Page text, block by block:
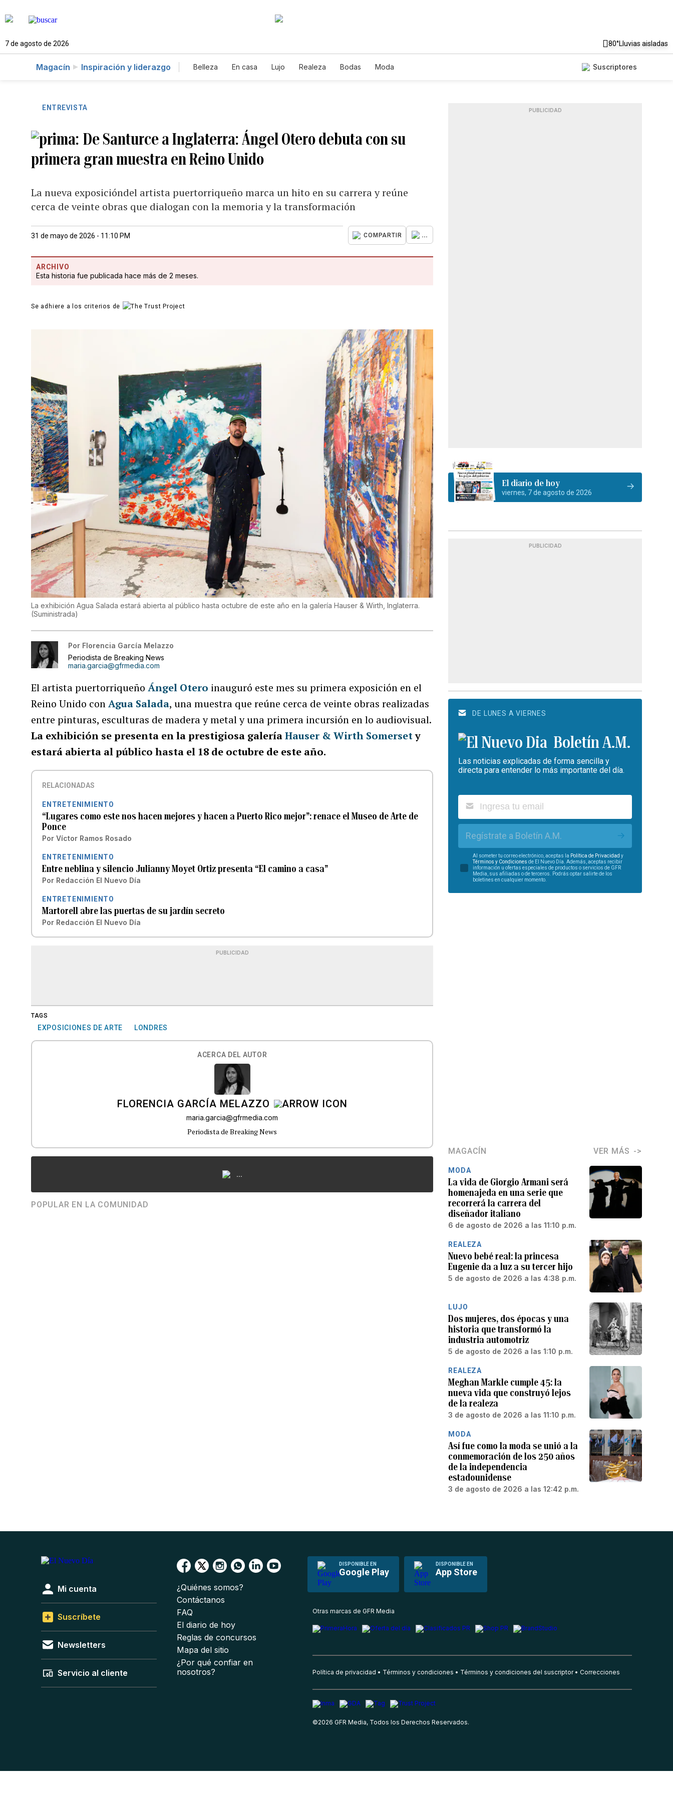
7 de agosto de 2026 80°Lluvias aisladas
Magacín Inspiración y liderazgo Belleza En casa Lujo Realeza Bodas Moda Suscriptores
ENTREVISTA
De Santurce a Inglaterra: Ángel Otero debuta con su
primera gran muestra en Reino Unido
La nueva exposicióndel artista puertorriqueño marca un hito en su carrera y reúne
cerca de veinte obras que dialogan con la memoria y la transformación
31 de mayo de 2026 - 11:10 PM COMPARTIR ...
ARCHIVO
Esta historia fue publicada hace más de 2 meses.
Se adhiere a los criterios de
La exhibición Agua Salada estará abierta al público hasta octubre de este año en la galería Hauser & Wirth, Inglaterra.
(Suministrada)
Por Florencia García Melazzo
Periodista de Breaking News
maria.garcia@gfrmedia.com
El artista puertorriqueñoÁngel Otero inauguró este mes su primera exposición en el
Reino Unido conAgua Salada, una muestra que reúne cerca de veinte obras realizadas
entre pinturas, esculturas de madera y metal y una primera incursión en lo audiovisual.
La exhibición se presenta en la prestigiosa galeríaHauser & Wirth Somersety
estará abierta al público hasta el 18 de octubre de este año.
RELACIONADAS
ENTRETENIMIENTO
“Lugares como este nos hacen mejores y hacen a Puerto Rico mejor”: renace el Museo de Arte de
Ponce
Por Víctor Ramos Rosado
ENTRETENIMIENTO
Entre neblina y silencio Julianny Moyet Ortiz presenta “El camino a casa”
Por Redacción El Nuevo Día
ENTRETENIMIENTO
Martorell abre las puertas de su jardín secreto
Por Redacción El Nuevo Día
PUBLICIDAD
TAGS
EXPOSICIONES DE ARTE LONDRES
ACERCA DEL AUTOR
FLORENCIA GARCÍA MELAZZO
maria.garcia@gfrmedia.com
Periodista de Breaking News
...
POPULAR EN LA COMUNIDAD
PUBLICIDAD
El diario de hoy
viernes, 7 de agosto de 2026
PUBLICIDAD
DE LUNES A VIERNES
Boletín A.M.
Las noticias explicadas de forma sencilla y
directa para entender lo más importante del día.
Regístrate a Boletín A.M.
Al someter tu correo electrónico, aceptas la Política de Privacidad y
Términos y Condiciones de El Nuevo Día. Además, aceptas recibir
información u ofertas especiales de productos o servicios de GFR
Media, sus afiliadas o de terceros. Podrás optar salirte de los
boletines en cualquier momento.
MAGACÍN VER MÁS
MODA
La vida de Giorgio Armani será
homenajeda en una serie que
recorrerá la carrera del
diseñador italiano
6 de agosto de 2026 a las 11:10 p.m.
REALEZA
Nuevo bebé real: la princesa
Eugenie da a luz a su tercer hijo
5 de agosto de 2026 a las 4:38 p.m.
LUJO
Dos mujeres, dos épocas y una
historia que transformó la
industria automotriz
5 de agosto de 2026 a las 1:10 p.m.
REALEZA
Meghan Markle cumple 45: la
nueva vida que construyó lejos
de la realeza
3 de agosto de 2026 a las 11:10 p.m.
MODA
Así fue como la moda se unió a la
conmemoración de los 250 años
de la independencia
estadounidense
3 de agosto de 2026 a las 12:42 p.m.
DISPONIBLE EN
Google Play
DISPONIBLE EN
App Store
Mi cuenta
Suscríbete
Newsletters
Servicio al cliente
¿Quiénes somos?
Contáctanos
FAQ
El diario de hoy
Reglas de concursos
Mapa del sitio
¿Por qué confiar en
nosotros?
Otras marcas de GFR Media
Política de privacidad Términos y condiciones Términos y condiciones del suscriptor Correcciones
©2026 GFR Media, Todos los Derechos Reservados.